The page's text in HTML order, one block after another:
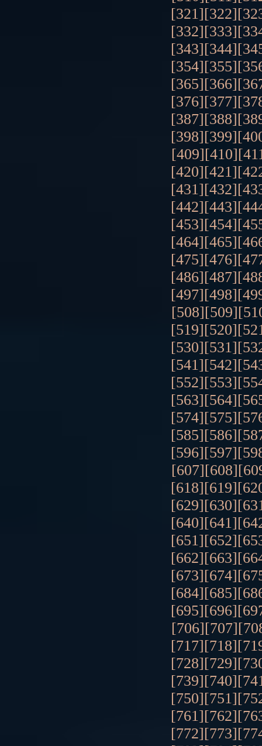
[321][322]
[332][333]
[343][344]
[354][355]
[365][366]
[376][377]
[387][388]
[398][399]
[409][410]
[420][421]
[431][432]
[442][443]
[453][454]
[464][465]
[475][476]
[486][487]
[497][498]
[508][509]
[519][520]
[530][531]
[541][542]
[552][553]
[563][564]
[574][575]
[585][586]
[596][597]
[607][608]
[618][619]
[629][630]
[640][641]
[651][652]
[662][663]
[673][674]
[684][685]
[695][696]
[706][707]
[717][718]
[728][729]
[739][740]
[750][751]
[761][762]
[772][773]